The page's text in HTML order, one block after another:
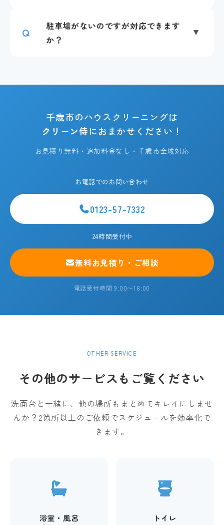
Q
駐車場がないのですが対応できます
か？
千歳市のハウスクリーニングは
クリーン侍におまかせください！
お見積り無料・追加料金なし・千歳市全域対応
お電話でのお問い合わせ
0123-57-7332
24時間受付中
無料お見積り・ご相談
電話受付時間 9:00〜18:00
OTHER SERVICE
その他のサービスもご覧ください
洗面台と一緒に、他の場所もまとめてキレイにしませ
んか？ 2箇所以上のご依頼でスケジュールを効率化で
きます。
浴室・風呂
トイレ